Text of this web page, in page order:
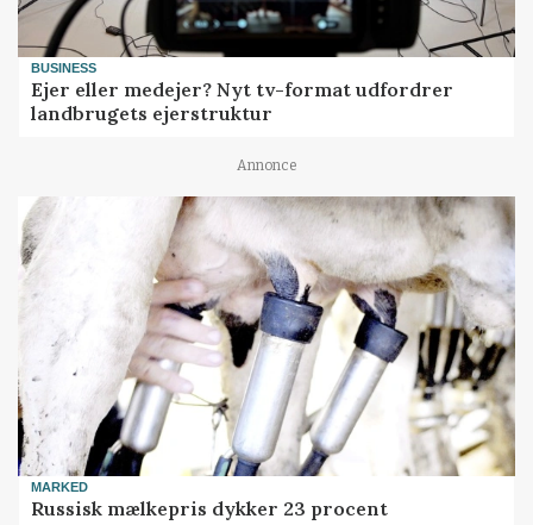
BUSINESS
Ejer eller medejer? Nyt tv-format udfordrer
landbrugets ejerstruktur
Annonce
MARKED
Russisk mælkepris dykker 23 procent